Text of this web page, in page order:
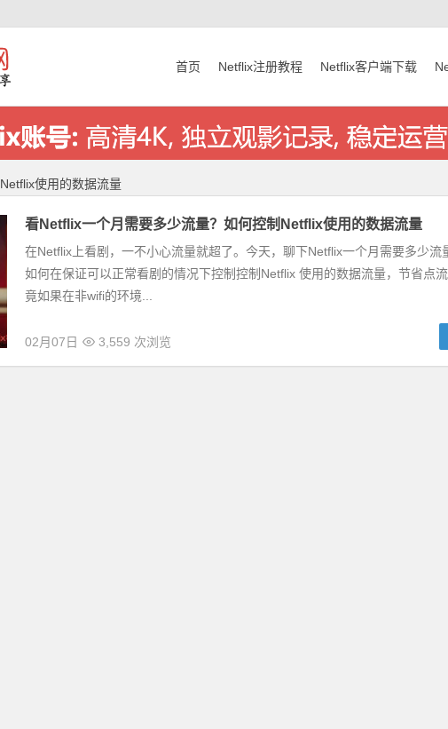
首页 Netflix注册教程 Netflix客户端下载
使用的数据流量
看Netflix一个月需要多少流量？如何控制Netflix使用的数据流量
在Netflix上看剧，一不小心流量就超了。今天，聊下Netflix一个月需要多少流
如何在保证可以正常看剧的情况下控制控制Netflix 使用的数据流量，节省点
竟如果在非wifi的环境...
02月07日 3,559 次浏览